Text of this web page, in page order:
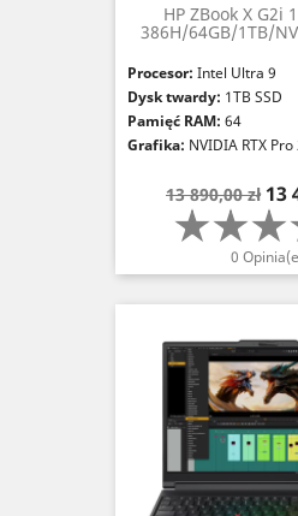
HP ZBook X G2i
386H/64GB/1TB/
Procesor: Intel Ultra 9
Dysk twardy: 1TB SSD
Pamięć RAM: 64
Grafika: NVIDIA RTX
Cena
podstawowa
13 890,00 zł 13
0